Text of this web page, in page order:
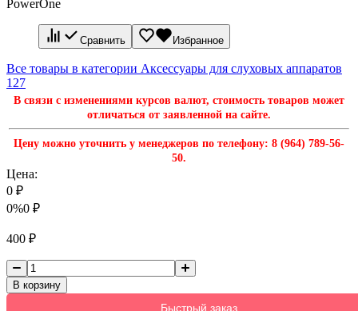
PowerOne
Сравнить Избранное
Все товары в категории Аксессуары для слуховых аппаратов
127
В связи с изменениями курсов валют, стоимость товаров может
отличаться от заявленной на сайте.
Цену можно уточнить у менеджеров по телефону: 8 (964) 789-56-
50.
Цена:
0 ₽
0%0 ₽
400 ₽
В корзину
Быстрый заказ